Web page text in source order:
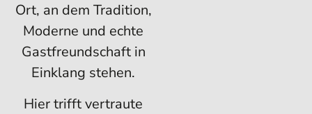
Ort, an dem Tradition,
Moderne und echte
Gastfreundschaft in
Einklang stehen.
Hier trifft vertraute